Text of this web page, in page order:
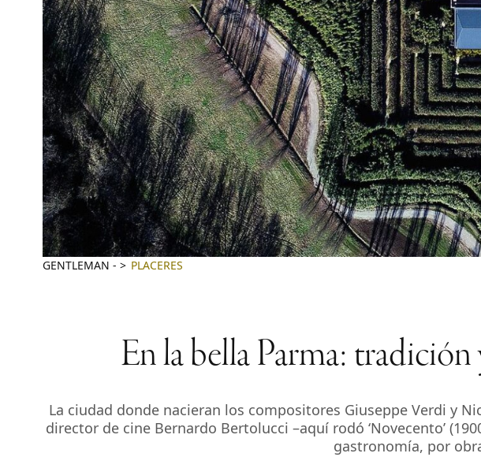
GENTLEMAN - PLACERES
En la bella Parma:
La ciudad donde nacieran los compositores Giuseppe Verdi y
director de cine Bernardo Bertolucci –aquí rodó ‘Novecento’
gastronomía, por